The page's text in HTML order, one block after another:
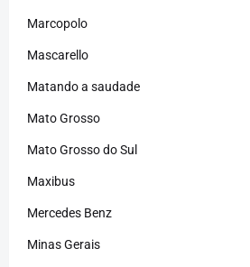
Marcopolo
Mascarello
Matando a saudade
Mato Grosso
Mato Grosso do Sul
Maxibus
Mercedes Benz
Minas Gerais